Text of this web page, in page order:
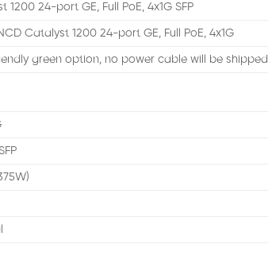
1200 24-port GE, Full PoE, 4x1G SFP
Catalyst 1200 24-port GE, Full PoE, 4x1G
green option, no power cable will be shipped